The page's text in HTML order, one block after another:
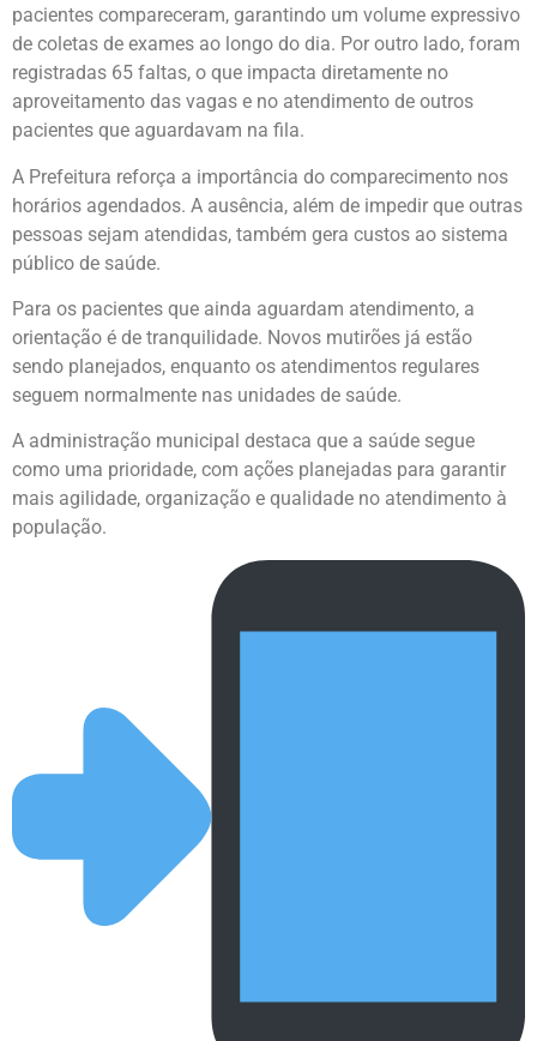
pacientes compareceram, garantindo um volume expressivo
de coletas de exames ao longo do dia. Por outro lado, foram
registradas 65 faltas, o que impacta diretamente no
aproveitamento das vagas e no atendimento de outros
pacientes que aguardavam na fila.
A Prefeitura reforça a importância do comparecimento nos
horários agendados. A ausência, além de impedir que outras
pessoas sejam atendidas, também gera custos ao sistema
público de saúde.
Para os pacientes que ainda aguardam atendimento, a
orientação é de tranquilidade. Novos mutirões já estão
sendo planejados, enquanto os atendimentos regulares
seguem normalmente nas unidades de saúde.
A administração municipal destaca que a saúde segue
como uma prioridade, com ações planejadas para garantir
mais agilidade, organização e qualidade no atendimento à
população.